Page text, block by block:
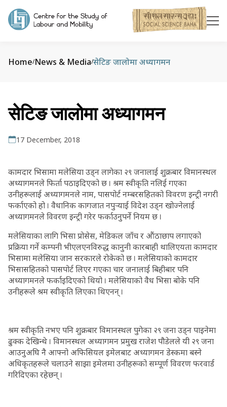
Home/News & Media/सेटिङ जालोमा अध्यागमन
सेटिङ जालोमा अध्यागमन
17 December, 2018
कामदार भिसामा मलेसिया उड्न लागेका २९ जनालाई शुक्रबार विमानस्थल
अध्यागमनले फिर्ता पठाइदिएको छ । श्रम स्वीकृति नलिई गएका
उनीहरूलाई अध्यागमनले नाम, पासपोर्ट नम्बरसहितको विवरण इन्ट्री नगरी
फर्काएको हो । वैधानिक कागजात नपुर्‍याई विदेश उड्न खोज्नेलाई
अध्यागमनले विवरण इन्ट्री गरेर फर्काउनुपर्ने नियम छ ।
मलेसियाका लागि भिसा प्रोसेस, मेडिकल जाँच र औंठाछाप लगाएको
प्रक्रिया गर्ने कम्पनी भीएलएनविरुद्ध कानुनी कारबाही थालिएयता कामदार
भिसामा मलेसिया जान सरकारले रोकेको छ । मलेसियाको कामदार
भिसासहितको पासपोर्ट लिएर गएका चार जनालाई बिहीबार पनि
अध्यागमनले फर्काइदिएको थियो । मलेसियाको वैध भिसा बोके पनि
उनीहरूले श्रम स्वीकृति लिएका थिएनन् ।
श्रम स्वीकृति नभए पनि शुक्रबार विमानस्थल पुगेका २९ जना उड्न पाइनेमा
ढुक्क देखिन्थे । विमानस्थल अध्यागमन प्रमुख राजेश पौडेलले यी २९ जना
आउनुअघि नै आफ्नो अफिसियल इमेलबाट अध्यागमन डेस्कमा बस्ने
अधिकृतहरूले चलाउने साझा इमेलमा उनीहरूको सम्पूर्ण विवरण फरवार्ड
गरिदिएका रहेछन् ।